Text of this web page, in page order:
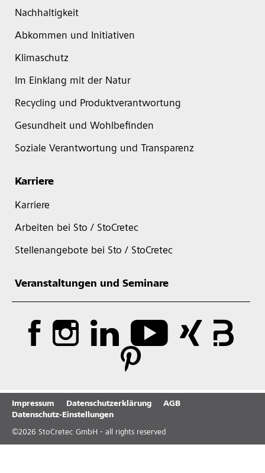
Nachhaltigkeit
Abkommen und Initiativen
Klimaschutz
Im Einklang mit der Natur
Recycling und Produktverantwortung
Gesundheit und Wohlbefinden
Soziale Verantwortung und Transparenz
Karriere
Karriere
Arbeiten bei Sto / StoCretec
Stellenangebote bei Sto / StoCretec
Veranstaltungen und Seminare
Impressum Datenschutzerklärung
AGB
Datenschutz-Einstellungen
©2026 StoCretec GmbH - all rights reserved